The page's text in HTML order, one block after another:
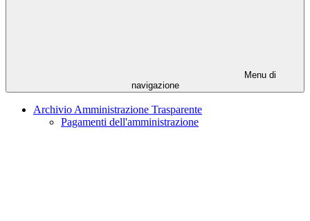
Menu di
navigazione
Archivio Amministrazione Trasparente
Pagamenti dell'amministrazione